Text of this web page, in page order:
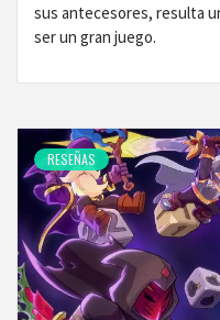
sus antecesores, resulta
ser un gran juego.
RESEÑAS